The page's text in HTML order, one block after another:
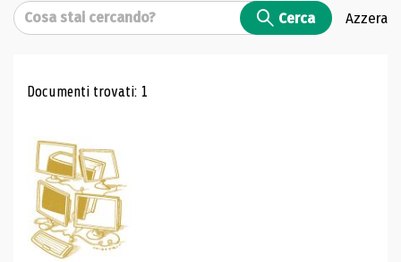
Cerca Cerca Azzera
Risultati di ricerca
Documenti trovati: 1